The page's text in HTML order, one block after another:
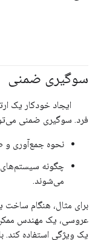
سوگیری ضمنی
ایجاد خودکار یک
فرد. سوگیری ضمنی
نحوه جمع‌آوری و
چگونه سیستم‌های
می‌شوند.
برای مثال، هنگام ساخت
عروسی، یک مهندس
یک ویژگی استفاده کند.